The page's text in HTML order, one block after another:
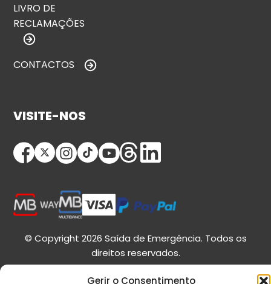
Gerir o Consentimento
LIVRO DE
RECLAMAÇÕES
CONTACTOS
VISITE-NOS
© Copyright 2026 Saída de Emergência. Todos os
direitos reservados.